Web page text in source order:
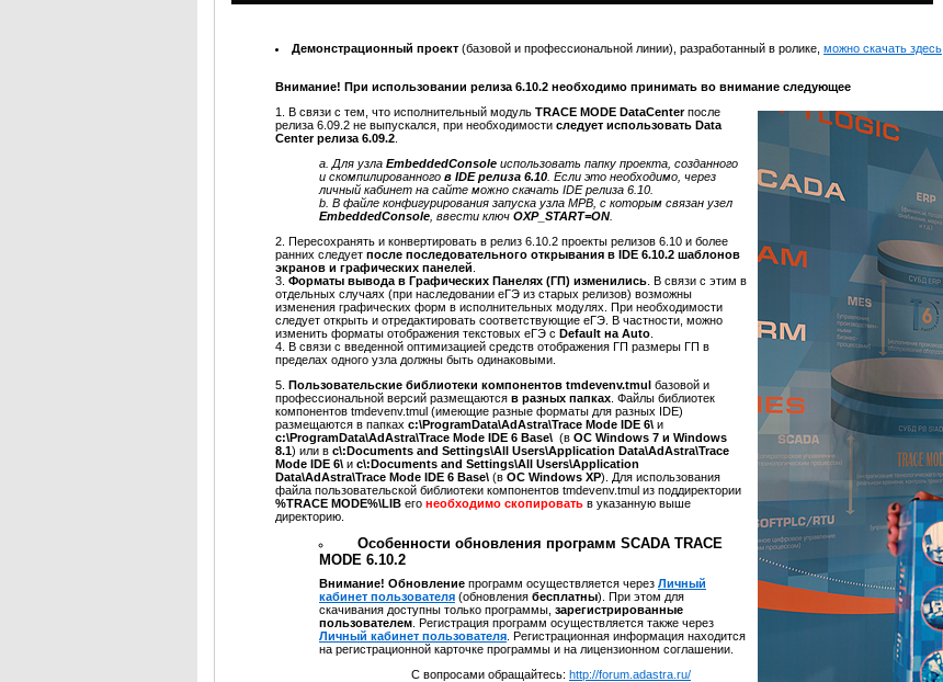
Демонстрационный проект (базовой и профессиональной линии), разработанный в ролике, можно скачать здесь
Внимание! При использовании релиза 6.10.2 необходимо принимать во внимание следующее
1. В связи с тем, что исполнительный модуль TRACE MODE DataCenterпосле
релиза 6.09.2 не выпускался, при необходимости следует использовать Data
Center релиза 6.09.2
a. Для узла EmbeddedConsole использовать папку проекта, созданного
и скомпилированного в IDE релиза 6.10 . Если это необходимо, через
личный кабинет на сайте можно скачать IDE релиза 6.10.
b. В файле конфигурирования запуска узла МРВ, с которым связан узел
EmbeddedConsole , ввести ключ OXP_START=ON
2. Пересохранять и конвертировать в релиз 6.10.2 проекты релизов 6.10 и более
ранних следует после последовательного открывания в IDE 6.10.2 шаблонов
экранов и графических панелей
3. Форматы вывода в Графических Панелях (ГП) изменились . В связи с этим в
отдельных случаях (при наследовании еГЭ из старых релизов) возможны
изменения графических форм в исполнительных модулях. При необходимости
следует открыть и отредактировать соответствующие eГЭ. В частности, можно
изменить форматы отображения текстовых eГЭ с Default на Auto
4. В связи с введенной оптимизацией средств отображения ГП размеры ГП в
пределах одного узла должны быть одинаковыми.
5. Пользовательские библиотеки компонентов tmdevenv.tmul базовой и
профессиональной версий размещаются в разных папках . Файлы библиотек
компонентов tmdevenv.tmul (имеющие разные форматы для разных IDE)
размещаются в папках c:\ProgramData\AdAstra\Trace Mode IDE 6\ и
c:\ProgramData\AdAstra\Trace Mode IDE 6 Base\ (в ОС Windows 7 и Windows
8.1) или в c\:Documents and Settings\All Users\Application Data\AdAstra\Trace
Mode IDE 6\ и c\:Documents and Settings\All Users\Application
Data\AdAstra\Trace Mode IDE 6 Base\ (в ОС Windows XP). Для использования
файла пользовательской библиотеки компонентов tmdevenv.tmul из поддиректории
%TRACE MODE%\LIB его необходимо скопировать в указанную выше
директорию.
Особенности обновления программ SCADA TRACE
MODE 6.10.2
Внимание! Обновление программ осуществляется через Личный
кабинет пользователя (обновления бесплатны). При этом для
скачивания доступны только программы, зарегистрированные
пользователем . Регистрация программ осуществляется также через
Личный кабинет пользователя . Регистрационная информация находится
на регистрационной карточке программы и на лицензионном соглашении.
С вопросами обращайтесь: http://forum.adastra.ru/